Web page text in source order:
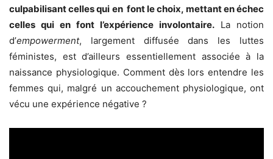
culpabilisant celles qui en font le choix, mettant en échec
celles qui en font l’expérience involontaire. La notion
d’empowerment, largement diffusée dans les luttes
féministes, est d’ailleurs essentiellement associée à la
naissance physiologique. Comment dès lors entendre les
femmes qui, malgré un accouchement physiologique, ont
vécu une expérience négative ?